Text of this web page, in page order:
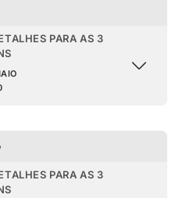
PARA AS 3
PARA AS 3